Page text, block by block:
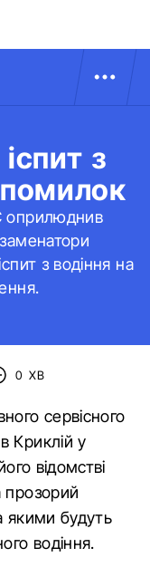
з
оприлюднив
з водіння на
0 ХВ
сервісного
Криклій у
відомстві
прозорий
якими будуть
водіння.